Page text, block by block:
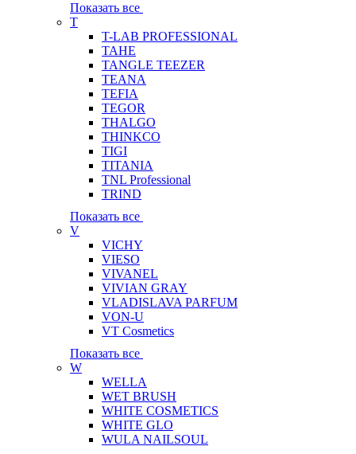
Показать все
T
T-LAB PROFESSIONAL
TAHE
TANGLE TEEZER
TEANA
TEFIA
TEGOR
THALGO
THINKCO
TIGI
TITANIA
TNL Professional
TRIND
Показать все
V
VICHY
VIESO
VIVANEL
VIVIAN GRAY
VLADISLAVA PARFUM
VON-U
VT Cosmetics
Показать все
W
WELLA
WET BRUSH
WHITE COSMETICS
WHITE GLO
WULA NAILSOUL